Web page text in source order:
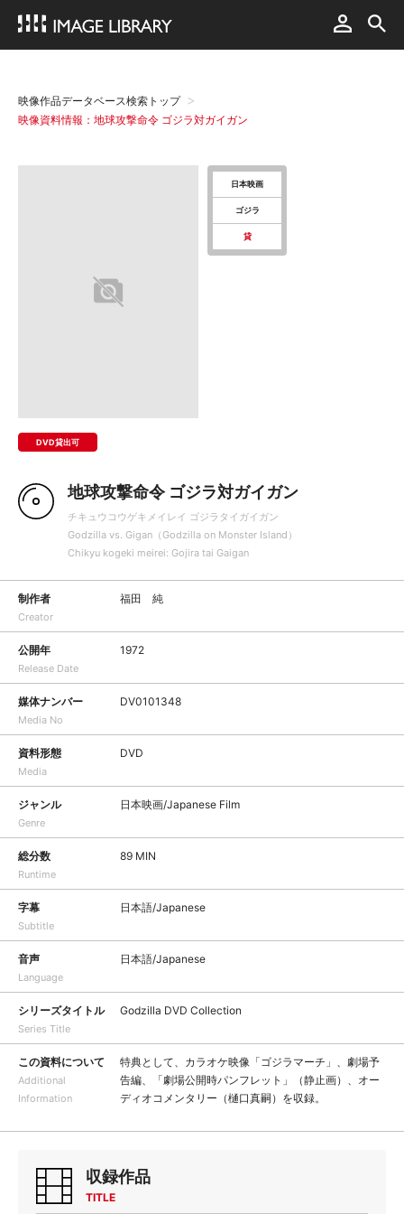
映像作品データベース検索トップ
映像資料情報：地球攻撃命令 ゴジラ対ガイガン
DVD貸出可
日本映画
ゴジラ
貸
地球攻撃命令 ゴジラ対ガイガン
チキュウコウゲキメイレイ ゴジラタイガイガン
Godzilla vs. Gigan（Godzilla on Monster Island）
Chikyu kogeki meirei: Gojira tai Gaigan
制作者
Creator
福田 純
公開年
Release Date
1972
媒体ナンバー
Media No
DV0101348
資料形態
Media
DVD
ジャンル
Genre
日本映画/Japanese Film
総分数
Runtime
89 MIN
字幕
Subtitle
日本語/Japanese
音声
Language
日本語/Japanese
シリーズタイトル
Series Title
Godzilla DVD Collection
この資料について
Additional
Information
特典として、カラオケ映像「ゴジラマーチ」、劇場予
告編、「劇場公開時パンフレット」（静止画）、オー
ディオコメンタリー（樋口真嗣）を収録。
収録作品
TITLE